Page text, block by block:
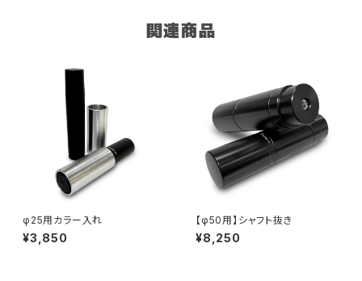
関連商品
φ25用カラー入れ
¥3,850
【φ50用】シャフト抜き
¥8,250